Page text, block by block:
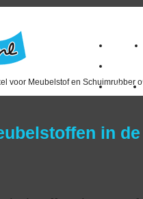
voor Meubelstof en Schuimrubber
Home
Outlet
in